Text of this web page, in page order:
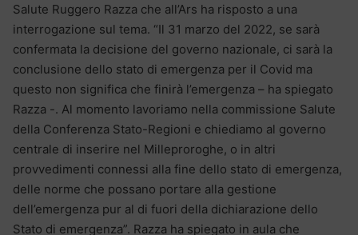
Salute Ruggero Razza che all’Ars ha risposto a una
interrogazione sul tema. “Il 31 marzo del 2022, se sarà
confermata la decisione del governo nazionale, ci sarà la
conclusione dello stato di emergenza per il Covid ma
questo non significa che finirà l’emergenza – ha spiegato
Razza -. Al momento lavoriamo nella commissione Salute
della Conferenza Stato-Regioni e chiediamo al governo
centrale di inserire nel Milleproroghe, o in altri
provvedimenti connessi alla fine dello stato di emergenza,
delle norme che possano portare alla gestione
dell’emergenza pur al di fuori della dichiarazione dello
Stato di emergenza”. Razza ha spiegato in aula che